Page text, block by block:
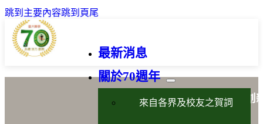
跳到主要內容跳到頁尾
最新消息
關於70週年
來自各界及校友之賀詞
藥學永續活力創